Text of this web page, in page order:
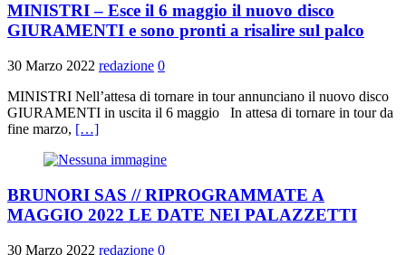
MINISTRI – Esce il 6 maggio il nuovo disco
GIURAMENTI e sono pronti a risalire sul palco
30 Marzo 2022 redazione 0
MINISTRI Nell’attesa di tornare in tour annunciano il nuovo disco
GIURAMENTI in uscita il 6 maggio In attesa di tornare in tour da
fine marzo, […]
BRUNORI SAS // RIPROGRAMMATE A
MAGGIO 2022 LE DATE NEI PALAZZETTI
30 Marzo 2022 redazione 0